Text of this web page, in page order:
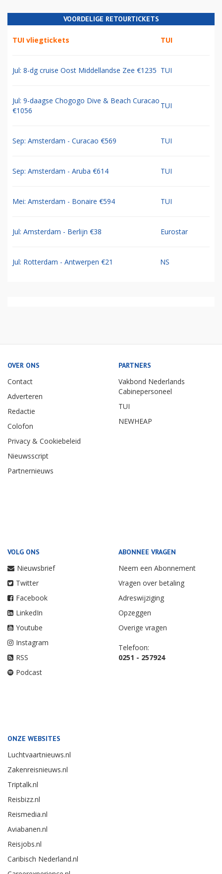
VOORDELIGE RETOURTICKETS
TUI vliegtickets TUI
Jul: 8-dg cruise Oost Middellandse Zee €1235 TUI
Jul: 9-daagse Chogogo Dive & Beach Curacao
€1056
TUI
Sep: Amsterdam - Curacao €569 TUI
Sep: Amsterdam - Aruba €614 TUI
Mei: Amsterdam - Bonaire €594 TUI
Jul: Amsterdam - Berlijn €38 Eurostar
Jul: Rotterdam - Antwerpen €21 NS
OVER ONS
Contact
Adverteren
Redactie
Colofon
Privacy & Cookiebeleid
Nieuwsscript
Partnernieuws
PARTNERS
Vakbond Nederlands
Cabinepersoneel
TUI
NEWHEAP
VOLG ONS
Nieuwsbrief
Twitter
Facebook
LinkedIn
Youtube
Instagram
RSS
Podcast
ABONNEE VRAGEN
Neem een Abonnement
Vragen over betaling
Adreswijziging
Opzeggen
Overige vragen
Telefoon:
0251 - 257924
ONZE WEBSITES
Luchtvaartnieuws.nl
Zakenreisnieuws.nl
Triptalk.nl
Reisbizz.nl
Reismedia.nl
Aviabanen.nl
Reisjobs.nl
Caribisch Nederland.nl